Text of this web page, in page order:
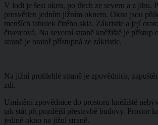
V lodi je šest oken, po třech ze severu a z jihu.
prosvětlen jedním jižním oknem. Okna jsou
menších tabulek čirého skla. Zákristie a její
čtvercová. Na severní straně kněžiště je přístup
straně je oratoř přístupná ze zákristie.
Na jižní protilehlé straně je zpovědnice,
zdi.
Umístění zpovědnice do prostoru kněžiště
tak stát při pozdější přestavbě budovy. Prostor
jediné okno na jižní straně.